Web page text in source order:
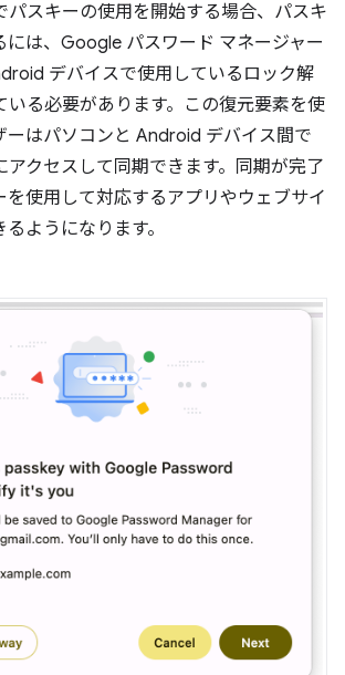
パスキーの使用を開始する場合、パスキ
には、Google パスワード マネージャー
デバイスで使用しているロック解
いる必要があります。この復元要素を使
ーはパソコンと Android デバイス間で
アクセスして同期できます。同期が完了
を使用して対応するアプリやウェブサイ
ようになります。